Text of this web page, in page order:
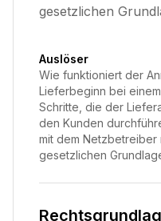
gesetzlichen
Auslöser
Wie funktioniert der
Lieferbeginn bei
Schritte, die der
den Kunden
mit dem Netzbetreiber
gesetzlichen